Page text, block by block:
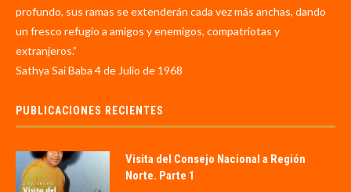
profundo, sus ramas se extenderán cada vez más anchas, dando
un fresco refugio a amigos y enemigos, compatriotas y
extranjeros.”
Sathya Sai Baba 4 de Julio de 1968
PUBLICACIONES RECIENTES
Visita del Consejo Nacional a Región
Norte. Parte 1